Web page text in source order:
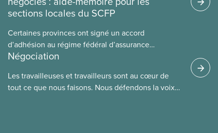
sections locales du SCFP
Certaines provinces ont signé un accord
d’adhésion au régime fédéral d’assurance
médicaments. Les sections locales du SCFP dans
régime pourrait avoir sur leurs avantages
sociaux actuels.
Négociation
Les travailleuses et travailleurs sont au cœur de
tout ce que nous faisons. Nous défendons la voix